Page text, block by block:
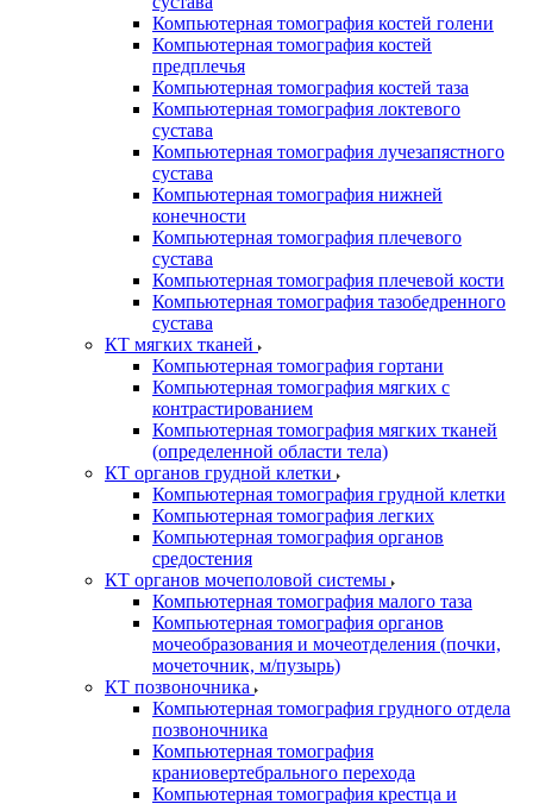
Компьютерная томография костей голени
Компьютерная томография костей
предплечья
Компьютерная томография костей таза
Компьютерная томография локтевого
сустава
Компьютерная томография лучезапястного
сустава
Компьютерная томография нижней
конечности
Компьютерная томография плечевого
сустава
Компьютерная томография плечевой кости
Компьютерная томография тазобедренного
сустава
КТ мягких тканей
Компьютерная томография гортани
Компьютерная томография мягких с
контрастированием
Компьютерная томография мягких тканей
(определенной области тела)
КТ органов грудной клетки
Компьютерная томография грудной клетки
Компьютерная томография легких
Компьютерная томография органов
средостения
КТ органов мочеполовой системы
Компьютерная томография малого таза
Компьютерная томография органов
мочеобразования и мочеотделения (почки,
мочеточник, м/пузырь)
КТ позвоночника
Компьютерная томография грудного отдела
позвоночника
Компьютерная томография
краниовертебрального перехода
Компьютерная томография крестца и